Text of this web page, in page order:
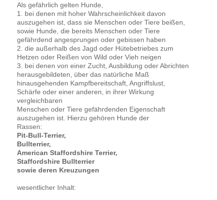
Als gefährlich gelten Hunde,
1. bei denen mit hoher Wahrscheinlichkeit davon
auszugehen ist, dass sie Menschen oder Tiere beißen,
sowie Hunde, die bereits Menschen oder Tiere
gefährdend angesprungen oder gebissen haben
2. die außerhalb des Jagd oder Hütebetriebes zum
Hetzen oder Reißen von Wild oder Vieh neigen
3. bei denen von einer Zucht, Ausbildung oder Abrichten
herausgebildeten, über das natürliche Maß
hinausgehenden Kampfbereitschaft, Angriffslust,
Schärfe oder einer anderen, in ihrer Wirkung
vergleichbaren
Menschen oder Tiere gefährdenden Eigenschaft
auszugehen ist. Hierzu gehören Hunde der
Rassen:
Pit-Bull-Terrier,
Bullterrier,
American Staffordshire Terrier,
Staffordshire Bullterrier
sowie deren Kreuzungen
wesentlicher Inhalt: